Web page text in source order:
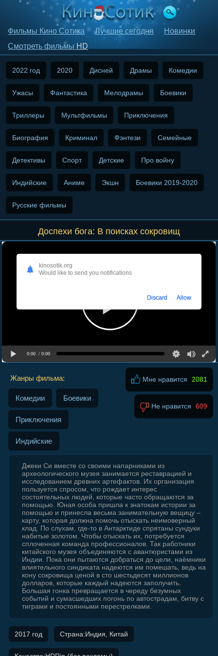
Фильмы Кино Сотика Лучшие сегодня
Новинки
Смотреть фильмы HD
2022 год 2020 Дисней Драмы Комедии
Ужасы Фантастика Мелодрамы Боевики
Триллеры Мультфильмы Приключения
Биография Криминал Фэнтези Семейные
Детективы Спорт Детские Про войну
Индийские Аниме Экшн Боевики 2019-2020
Русские фильмы
Доспехи бога: В поисках сокровищ
0:00 / 0:00
Жанры фильма:
Комедии Боевики
Приключения
Индийские
Мне нравится 2081
Не нравится 609
Джеки Си вместе со своими напарниками из
археологического музея занимается реставрацией и
исследованием древних артефактов. Их организация
пользуется спросом, что рождает интерес
состоятельных людей, которые часто обращаются за
помощью. Юная особа пришла к знатокам истории за
помощью и принесла весьма занимательную вещицу –
карту, которая должна помочь отыскать неимоверный
клад. По слухам, где-то в Антарктиде спрятаны сундуки
набитые золотом. Чтобы отыскать их, потребуется
сплоченная команда профессионалов. Так работники
китайского музея объединяются с авантюристами из
Индии. Пока они пытаются добраться до цели, наёмники
влиятельного синдиката надеются им помешать, ведь на
кону сокровища ценой в сто шестьдесят миллионов
долларов, которые каждый надеются заполучить.
Большая гонка превращается в череду безумных
событий и сумасшедших погонь по автострадам, битву с
тиграми и постоянными перестрелками.
2017 год Страна:Индия, Китай
kinosotik.org
Would like to send you notifications
Discard Allow